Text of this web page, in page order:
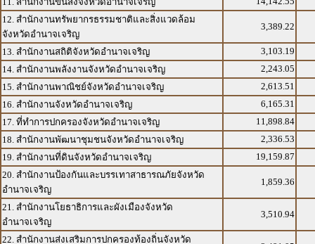
12. สำนักงานทรัพยากรธรรมชาติและสิ่งแวดล้อม
จังหวัดอำนาจเจริญ
3,389.22
13. สำนักงานสถิติจังหวัดอำนาจเจริญ
3,103.19
14. สำนักงานพลังงานจังหวัดอำนาจเจริญ
2,243.05
15. สำนักงานพาณิชย์จังหวัดอำนาจเจริญ
2,613.51
16. สำนักงานจังหวัดอำนาจเจริญ
6,165.31
17. ที่ทำการปกครองจังหวัดอำนาจเจริญ
11,898.84
18. สำนักงานพัฒนาชุมชนจังหวัดอำนาจเจริญ
2,336.53
19. สำนักงานที่ดินจังหวัดอำนาจเจริญ
19,159.87
20. สำนักงานป้องกันและบรรเทาสาธารณภัยจังหวัด
อำนาจเจริญ
1,859.36
21. สำนักงานโยธาธิการและผังเมืองจังหวัด
อำนาจเจริญ
3,510.94
22. สำนักงานส่งเสริมการปกครองท้องถิ่นจังหวัด